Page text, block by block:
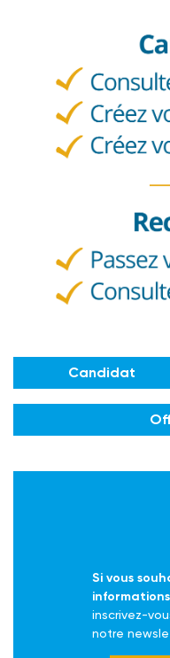
Candidat
Si vous
inscrivez-
notre